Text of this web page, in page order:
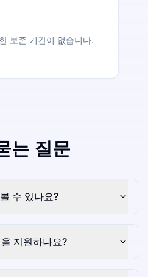
보존 기간이 없습니다.
는 질문
수 있나요?
지원하나요?